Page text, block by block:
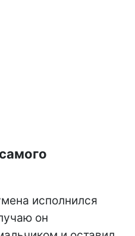
исполнился
он